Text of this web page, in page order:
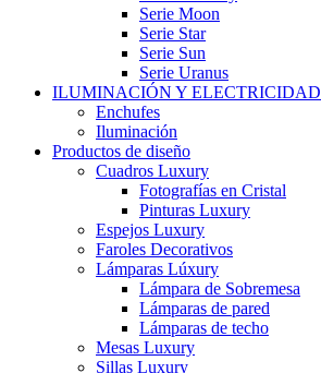
Serie Moon
Serie Star
Serie Sun
Serie Uranus
ILUMINACIÓN Y ELECTRICIDAD
Enchufes
Iluminación
Productos de diseño
Cuadros Luxury
Fotografías en Cristal
Pinturas Luxury
Espejos Luxury
Faroles Decorativos
Lámparas Lúxury
Lámpara de Sobremesa
Lámparas de pared
Lámparas de techo
Mesas Luxury
Sillas Luxury